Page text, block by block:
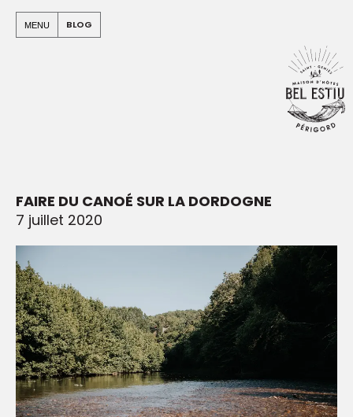
Warning: Undefined array key "apo" in
/home/clients/
on line94
MENU BLOG
FAIRE DU CANOÉ SUR LA DORDOGNE
7 juillet 2020